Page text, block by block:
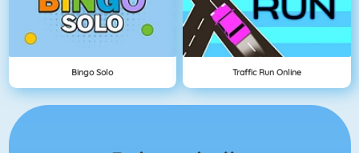
Bingo Solo Traffic Run Online